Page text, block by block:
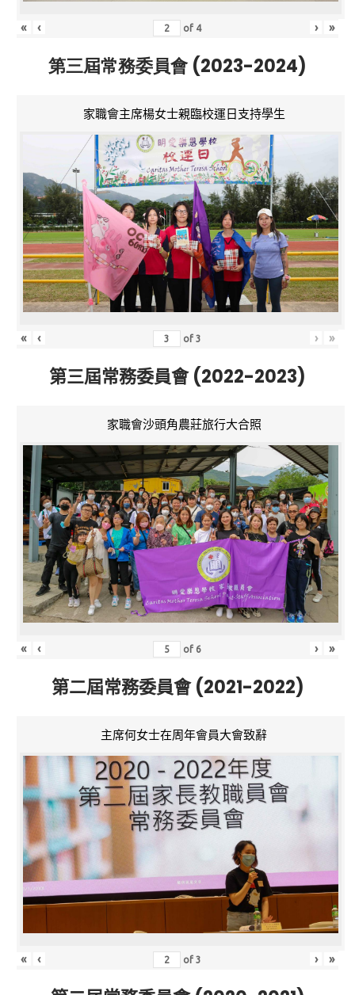
« ‹ of 4 › »
第三屆常務委員會 (2023-2024)
家職會主席楊女士親臨校運日支持學生
« ‹ of3 › »
第三屆常務委員會 (2022-2023)
家職會沙頭角農莊旅行大合照
« ‹ of 6 › »
第二屆常務委員會 (2021-2022)
主席何女士在周年會員大會致辭
« ‹ of3 › »